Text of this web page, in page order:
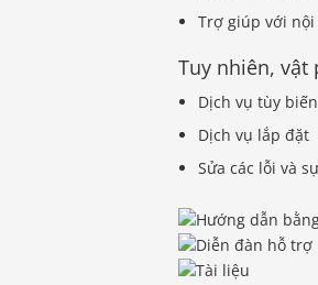
Trợ giúp với
Tuy nhiên, vật
Dịch vụ tùy biến
Dịch vụ lắp đặt
Sửa các lỗi và